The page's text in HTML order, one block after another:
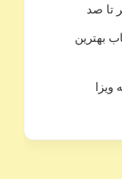
تا صد
بهترین
ویزا